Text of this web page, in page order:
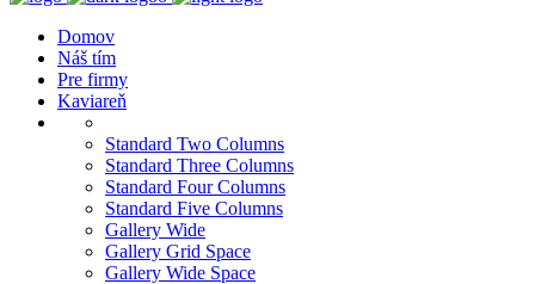
Domov
Náš tím
Pre firmy
Kaviareň
Standard Two Columns
Standard Three Columns
Standard Four Columns
Standard Five Columns
Gallery Wide
Gallery Grid Space
Gallery Wide Space